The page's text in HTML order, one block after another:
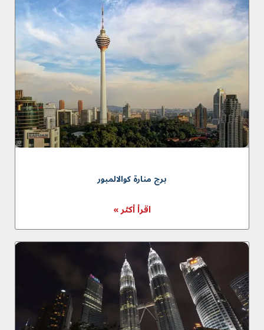
برج منارة كوالالمبور
اقرأ أكثر »